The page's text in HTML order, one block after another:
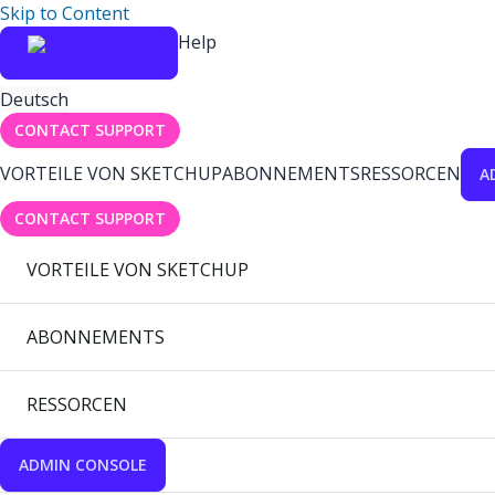
Skip to Content
Help
Deutsch
CONTACT SUPPORT
VORTEILE VON SKETCHUPABONNEMENTSRESSORCEN
CONTACT SUPPORT
VORTEILE VON SKETCHUP
ABONNEMENTS
RESSORCEN
ADMIN CONSOLE